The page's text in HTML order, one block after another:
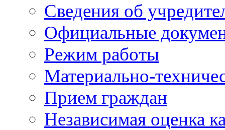
Сведения об
Официальные
Режим работы
Материально-
Прием граждан
Независимая оценка